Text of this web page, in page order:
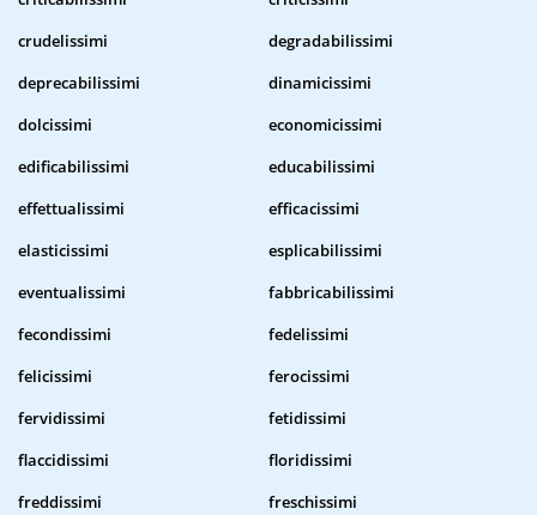
crudelissimi
degradabilissimi
deprecabilissimi
dinamicissimi
dolcissimi
economicissimi
edificabilissimi
educabilissimi
effettualissimi
efficacissimi
elasticissimi
esplicabilissimi
eventualissimi
fabbricabilissimi
fecondissimi
fedelissimi
felicissimi
ferocissimi
fervidissimi
fetidissimi
flaccidissimi
floridissimi
freddissimi
freschissimi